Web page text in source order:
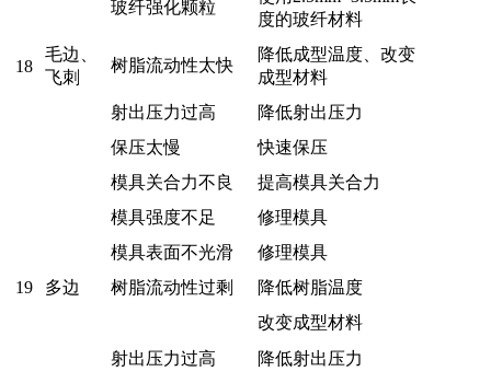
玻纤强化颗粒
度的玻纤材料
18
毛边、
飞刺
树脂流动性太快
降低成型温度、改变
成型材料
射出压力过高
降低射出压力
保压太慢
快速保压
模具关合力不良
提高模具关合力
模具强度不足
修理模具
模具表面不光滑
修理模具
19
多边 树脂流动性过剩
降低树脂温度
改变成型材料
射出压力过高
降低射出压力